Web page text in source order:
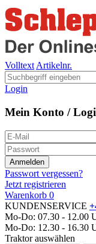
Volltext Artikelnr.
Login
Mein Konto /
Passwort vergessen?
Jetzt registrieren
Warenkorb 0
KUNDENSERVICE
Mo-Do: 07.30 - 12.00
Mo-Do: 12.30 - 16.30
Traktor auswählen